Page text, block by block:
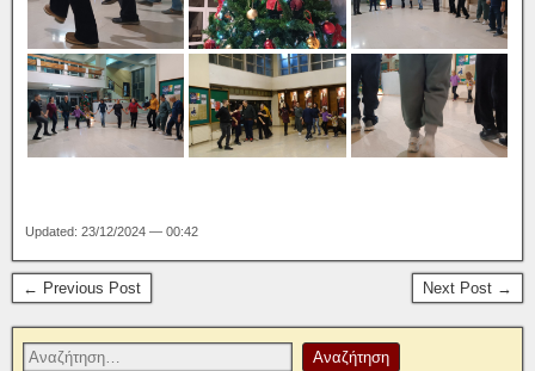
Updated: 23/12/2024 — 00:42
← Previous Post Next Post →